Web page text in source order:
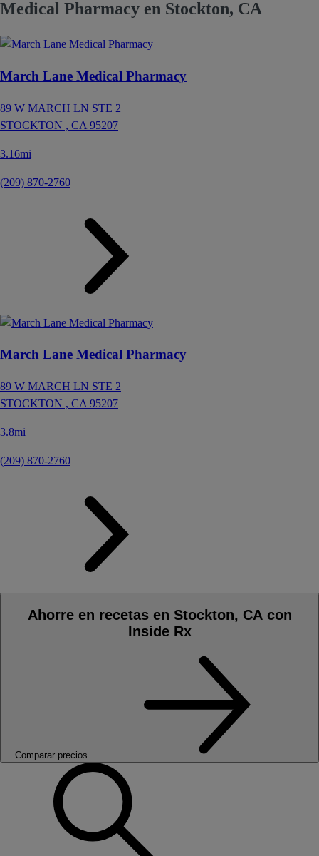
Medical Pharmacy en Stockton, CA
March Lane Medical Pharmacy
89 W MARCH LN STE 2
STOCKTON , CA 95207
3.16mi
(209) 870-2760
March Lane Medical Pharmacy
89 W MARCH LN STE 2
STOCKTON , CA 95207
3.8mi
(209) 870-2760
Ahorre en recetas en Stockton, CA con
Inside Rx
Comparar precios